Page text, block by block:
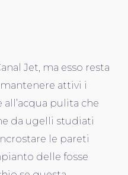
Jet, ma esso resta
attivi i
pulita che
da ugelli studiati
le pareti
delle fosse